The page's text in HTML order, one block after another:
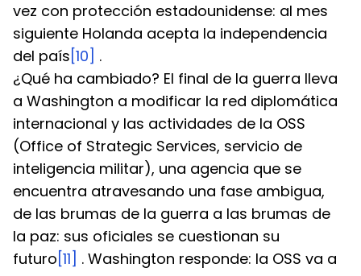
vez con protección estadounidense: al mes
siguiente Holanda acepta la independencia
del país [10] .
¿Qué ha cambiado? El final de la guerra lleva
a Washington a modificar la red diplomática
internacional y las actividades de la OSS
(Office of Strategic Services, servicio de
inteligencia militar), una agencia que se
encuentra atravesando una fase ambigua,
de las brumas de la guerra a las brumas de
la paz: sus oficiales se cuestionan su
futuro [11] . Washington responde: la OSS va a